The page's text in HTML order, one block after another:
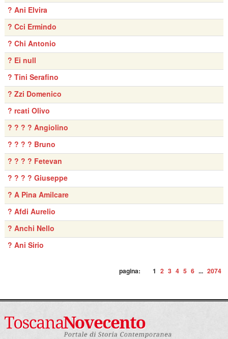
? Ani Elvira
? Cci Ermindo
? Chi Antonio
? Ei null
? Tini Serafino
? Zzi Domenico
? rcati Olivo
? ? ? ? Angiolino
? ? ? ? Bruno
? ? ? ? Fetevan
? ? ? ? Giuseppe
? A Pina Amilcare
? Afdi Aurelio
? Anchi Nello
? Ani Sirio
pagina: 1 2 3 4 5 6 ... 2074